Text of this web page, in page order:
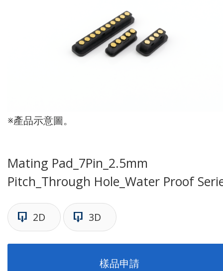
※產品示意圖。
Mating Pad_7Pin_2.5mm
Pitch_Through Hole_Water Proof
2D 3D
樣品申請